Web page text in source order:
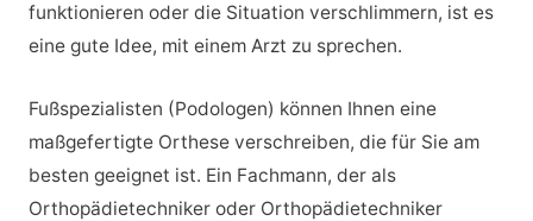
funktionieren oder die Situation verschlimmern, ist es
eine gute Idee, mit einem Arzt zu sprechen.
Fußspezialisten (Podologen) können Ihnen eine
maßgefertigte Orthese verschreiben, die für Sie am
besten geeignet ist. Ein Fachmann, der als
Orthopädietechniker oder Orthopädietechniker